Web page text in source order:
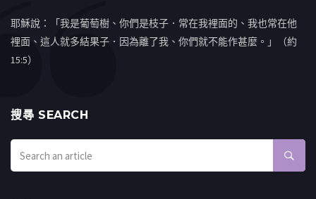
耶穌說：「我是葡萄樹、你們是枝子．常在我裡面的、我也常在他
裡面、這人就多結果子．因為離了我、你們就不能作甚麼。」（約
15:5）
搜㝷 SEARCH